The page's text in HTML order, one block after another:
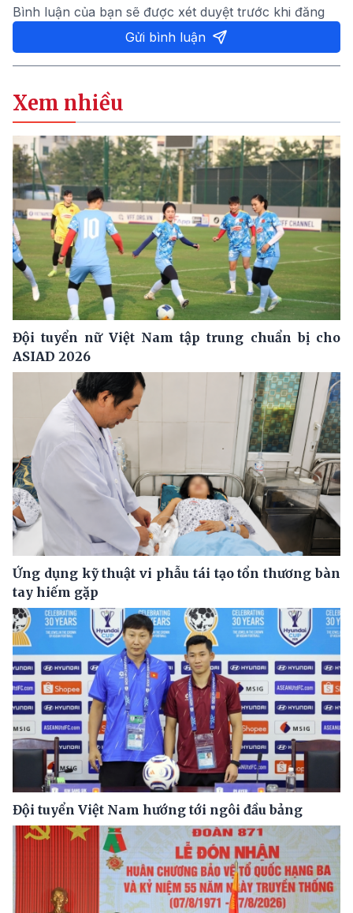
Bình luận của bạn sẽ được xét duyệt trước khi đăng
Gửi bình luận
Xem nhiều
Đội tuyển nữ Việt Nam tập trung chuẩn bị cho
ASIAD 2026
Ứng dụng kỹ thuật vi phẫu tái tạo tổn thương bàn
tay hiếm gặp
Đội tuyển Việt Nam hướng tới ngôi đầu bảng